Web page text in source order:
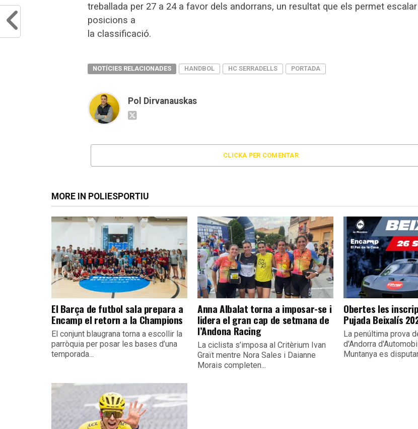
treballada per 27 a 24 a favor dels andorrans, un resultat que els permet escalar
posicions a
la classificació.
NOTÍCIES RELACIONADES HANDBOL HC SERRADELLS PORTADA
Pol Dirvanauskas
CLICKA PER COMENTAR
MORE IN POLIESPORTIU
El Barça de futbol sala prepara a
Encamp el retorn a la Champions
El conjunt blaugrana torna a escollir la
parròquia per posar les bases d’una
temporada...
Anna Albalat torna a imposar-se i
lidera el gran cap de setmana de
l’Andona Racing
La ciclista s’imposa al Critèrium Ivan
Graït mentre Nora Sales i Daianne
Morais completen...
Obertes les
Pujada Beixalís
La penúltima prova
d'Andorra
Muntanya es